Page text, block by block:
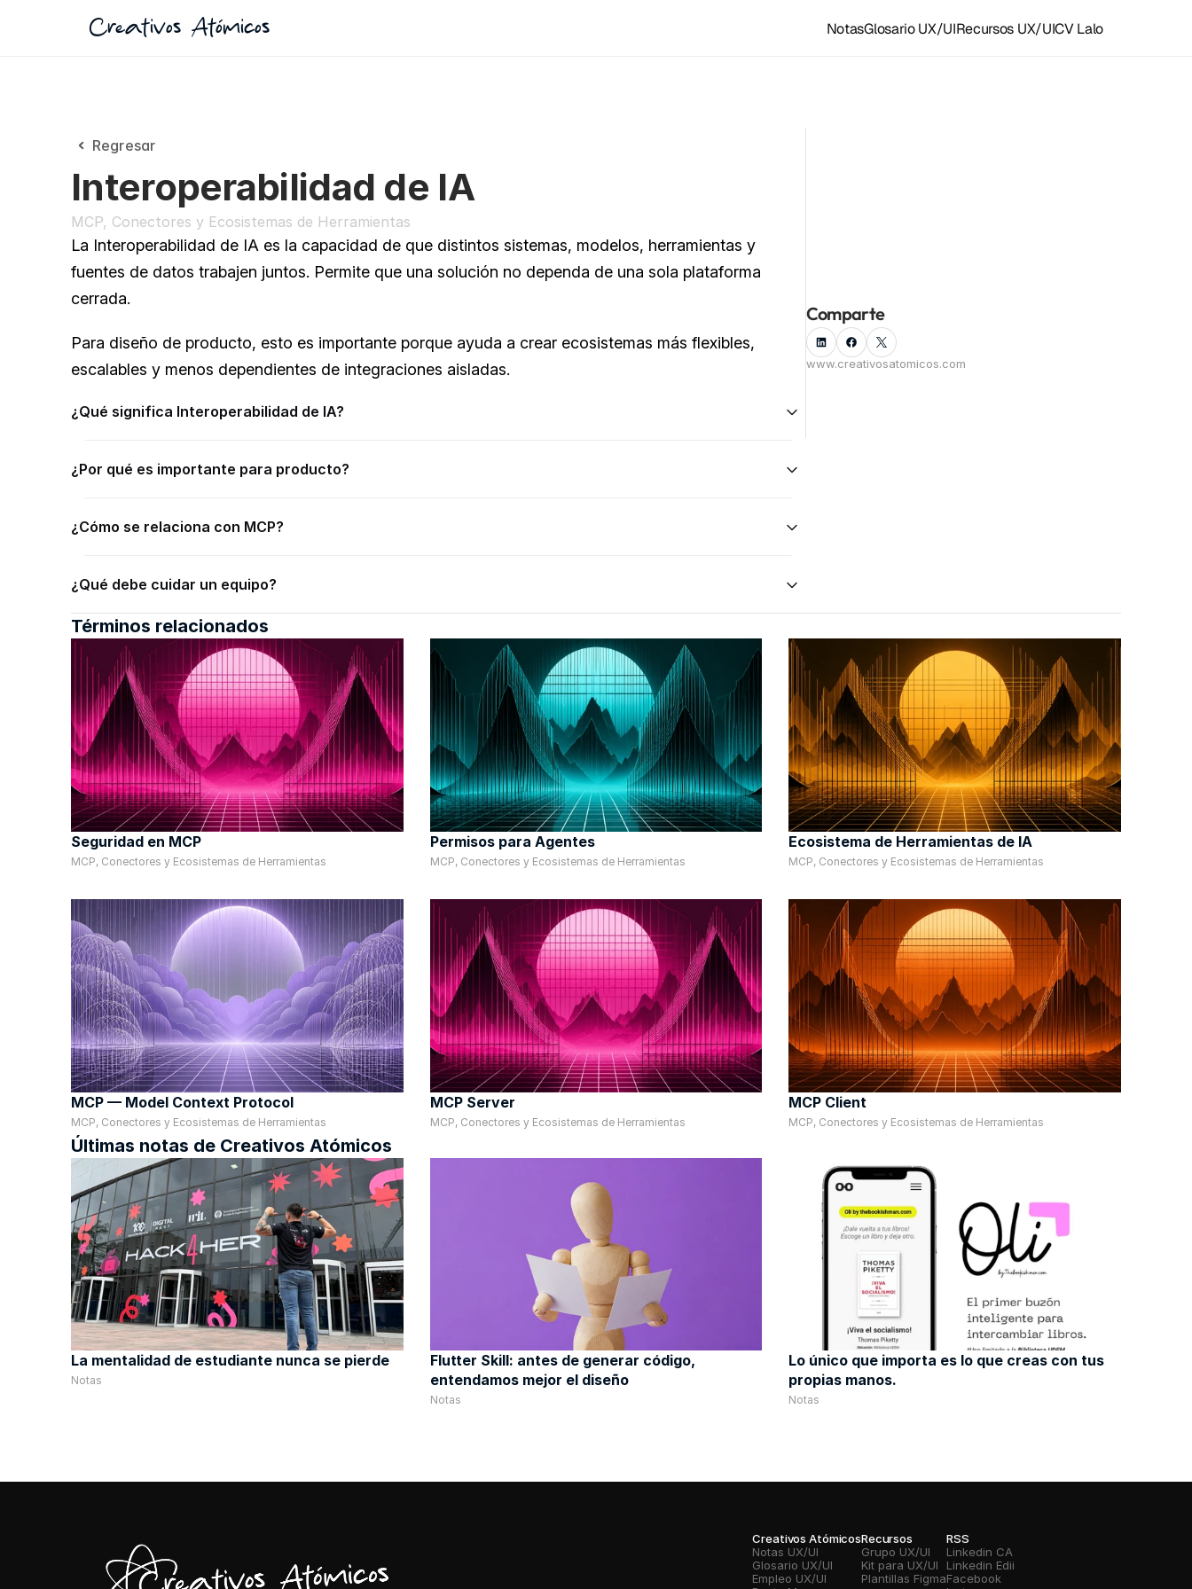
Creativos Atómicos NotasGlosario UX/UIRecursos UX/UICV Lalo
Regresar
Interoperabilidad de IA
MCP, Conectores y Ecosistemas de Herramientas
La Interoperabilidad de IA es la capacidad de que distintos sistemas, modelos, herramientas y
fuentes de datos trabajen juntos. Permite que una solución no dependa de una sola plataforma
cerrada.
Para diseño de producto, esto es importante porque ayuda a crear ecosistemas más flexibles,
escalables y menos dependientes de integraciones aisladas.
¿Qué significa Interoperabilidad de IA?
¿Por qué es importante para producto?
¿Cómo se relaciona con MCP?
¿Qué debe cuidar un equipo?
Comparte
www.creativosatomicos.com
Términos relacionados
Seguridad en MCP
MCP, Conectores y Ecosistemas de Herramientas
Permisos para Agentes
MCP, Conectores y Ecosistemas de Herramientas
Ecosistema de Herramientas de IA
MCP, Conectores y Ecosistemas de Herramientas
MCP — Model Context Protocol
MCP, Conectores y Ecosistemas de Herramientas
MCP Server
MCP, Conectores y Ecosistemas de Herramientas
MCP Client
MCP, Conectores y Ecosistemas de Herramientas
Últimas notas de Creativos Atómicos
La mentalidad de estudiante nunca se pierde
Notas
Flutter Skill: antes de generar código,
entendamos mejor el diseño
Notas
Lo único que importa es lo que creas con tus
propias manos.
Notas
Creativos Atómicos
Notas UX/UI
Glosario UX/UI
Empleo UX/UI
Recursos
Grupo UX/UI
Kit para UX/UI
Plantillas Figma
RSS
Linkedin CA
Linkedin Edii
Facebook